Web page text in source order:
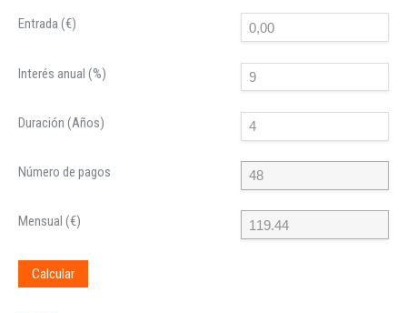
Entrada (€)
Interés anual (%)
Duración (Años)
Número de pagos
Mensual (€)
Calcular